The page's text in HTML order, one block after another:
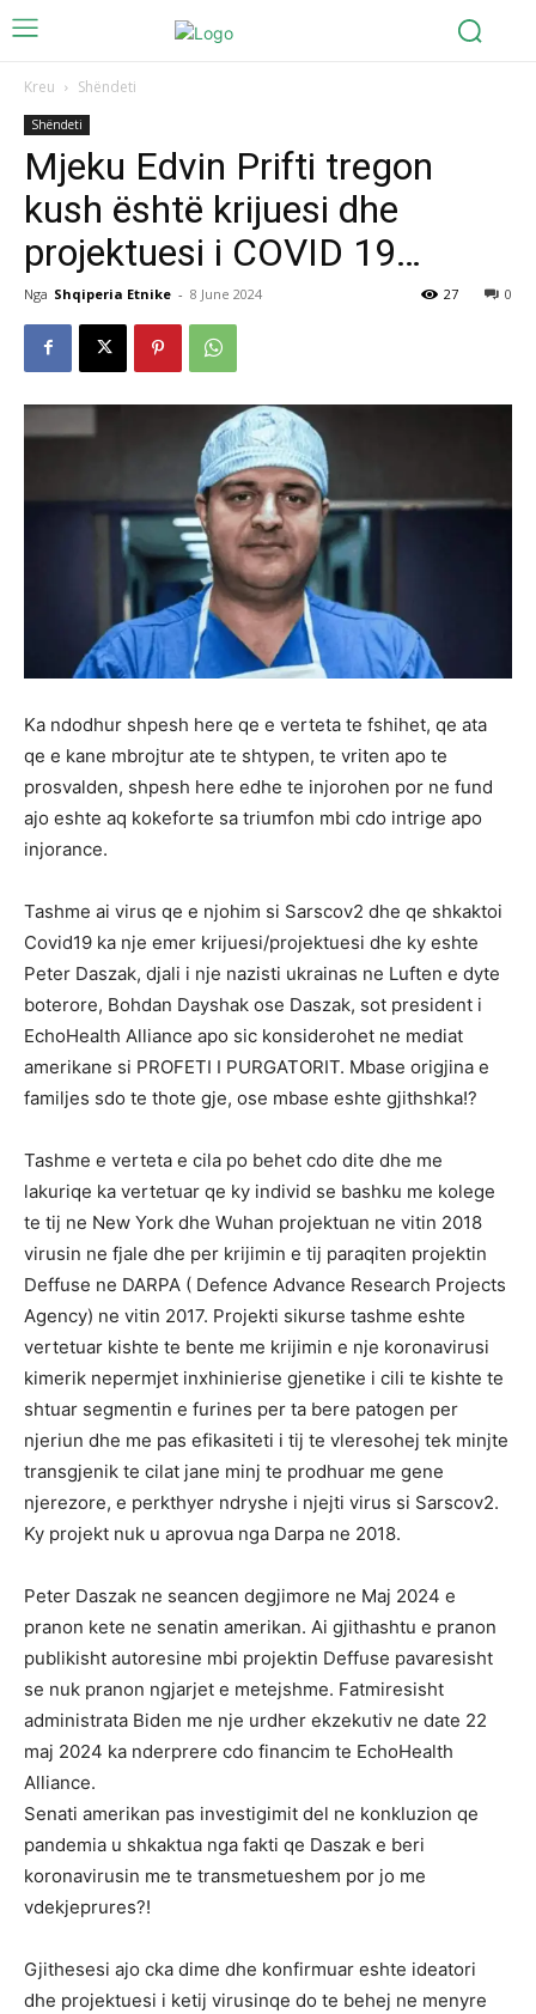
Kreu Shëndeti
Shëndeti
Mjeku Edvin Prifti tregon
kush është krijuesi dhe
projektuesi i COVID 19…
Nga Shqiperia Etnike - 8 June 2024 0
27
Ka ndodhur shpesh here qe e verteta te fshihet, qe ata
qe e kane mbrojtur ate te shtypen, te vriten apo te
prosvalden, shpesh here edhe te injorohen por ne fund
ajo eshte aq kokeforte sa triumfon mbi cdo intrige apo
injorance.
Tashme ai virus qe e njohim si Sarscov2 dhe qe shkaktoi
Covid19 ka nje emer krijuesi/projektuesi dhe ky eshte
Peter Daszak, djali i nje nazisti ukrainas ne Luften e dyte
boterore, Bohdan Dayshak ose Daszak, sot president i
EchoHealth Alliance apo sic konsiderohet ne mediat
amerikane si PROFETI I PURGATORIT. Mbase origjina e
familjes sdo te thote gje, ose mbase eshte gjithshka!?
Tashme e verteta e cila po behet cdo dite dhe me
lakuriqe ka vertetuar qe ky individ se bashku me kolege
te tij ne New York dhe Wuhan projektuan ne vitin 2018
virusin ne fjale dhe per krijimin e tij paraqiten projektin
Deffuse ne DARPA ( Defence Advance Research Projects
Agency) ne vitin 2017. Projekti sikurse tashme eshte
vertetuar kishte te bente me krijimin e nje koronavirusi
kimerik nepermjet inxhinierise gjenetike i cili te kishte te
shtuar segmentin e furines per ta bere patogen per
njeriun dhe me pas efikasiteti i tij te vleresohej tek minjte
transgjenik te cilat jane minj te prodhuar me gene
njerezore, e perkthyer ndryshe i njejti virus si Sarscov2.
Ky projekt nuk u aprovua nga Darpa ne 2018.
Peter Daszak ne seancen degjimore ne Maj 2024 e
pranon kete ne senatin amerikan. Ai gjithashtu e pranon
publikisht autoresine mbi projektin Deffuse pavaresisht
se nuk pranon ngjarjet e metejshme. Fatmiresisht
administrata Biden me nje urdher ekzekutiv ne date 22
maj 2024 ka nderprere cdo financim te EchoHealth
Alliance.
Senati amerikan pas investigimit del ne konkluzion qe
pandemia u shkaktua nga fakti qe Daszak e beri
koronavirusin me te transmetueshem por jo me
vdekjeprures?!
Gjithesesi ajo cka dime dhe konfirmuar eshte ideatori
dhe projektuesi i ketij virusinqe do te behej ne menyre